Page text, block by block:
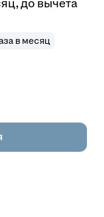
до вычета
в месяц